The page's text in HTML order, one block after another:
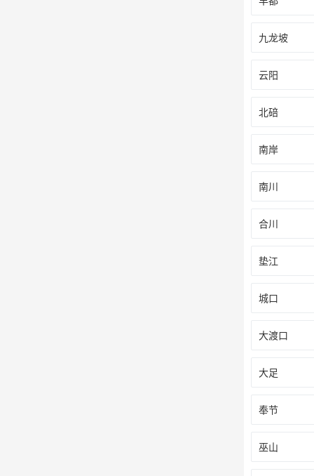
九龙坡
云阳
北碚
南岸
南川
合川
垫江
城口
大渡口
大足
奉节
巫山